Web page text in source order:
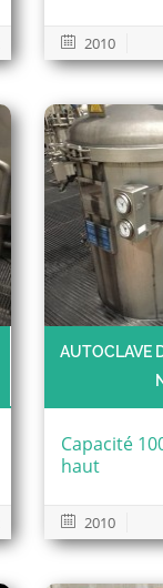
2010
AUTOCLAVE
Capacité
haut
2010